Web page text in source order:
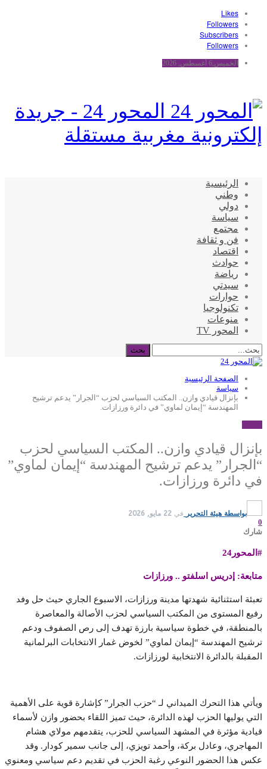
Likes
Followers
Subscribers
Followers
الخميس,6 أغسطس, 2026
المحور 24 - جريدة
إلكترونية مغربية مستقلة
الرئيسية
وطني
دولي
سياسة
مجتمع
فن و ثقافة
اقتصاد
حوادث
رياضة
سيدتي
حوارات
تكنولوجيا
منوعات
المحور TV
الصفحة الرئيسية
سياسة
بإنزال قيادي وازن.. المكتب السياسي لحزب “الجرار” يدعم ترشيح
المهندسة “إيمان لماوي” في دائرة ورزازات.
بإنزال قيادي وازن.. المكتب السياسي لحزب
“الجرار” يدعم ترشيح المهندسة “إيمان لماوي”
في دائرة ورزازات.
بواسطة هيئة التحرير في 22 مايو, 2026
0
شارك
#المحور24
متابعة: إدريس اسلفتو .. ورزازات
تعبئة استثنائية شهدتها مدينة ورزازات، الاسبوع الجاري حيث حل وفد
رفيع المستوى من المكتب السياسي لحزب الأصالة والمعاصرة
بالمنطقة، في خطوة سياسية بارزة تهدف إلى رص الصفوف ودعم
ترشيح المهندسة “إيمان لماوي” لخوض غمار الانتخابات البرلمانية
المقبلة بالدائرة الانتخابية لورزازات.
ويأتي هذا التحرك الميداني لـ “حزب الجرار” كإشارة قوية على الأهمية
التي يوليها الحزب لهذه الدائرة، حيث تميز اللقاء بحضور وازن لأسماء
قيادية مؤثرة في المشهد السياسي للحزب، يتقدمهم مولاي هشام
المهاجري، وعادل بركة، وأحمد تويزي، إلى جانب سمير كودار. وقد
عكس هذا الحضور النوعي رغبة الحزب في تقديم دعم سياسي ومعنوي